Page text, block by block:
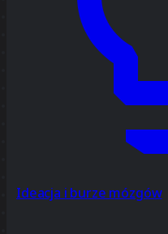
Ideacja i burze mózgów